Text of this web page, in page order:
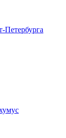
Петербурга